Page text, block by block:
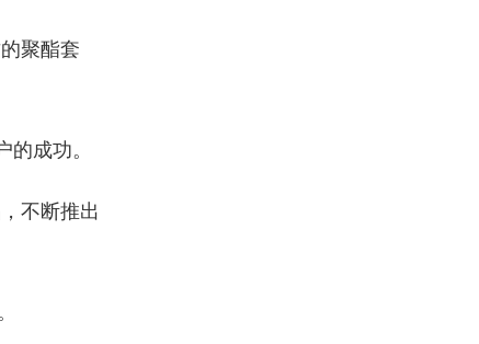
聚酯套
成功。
不断推出